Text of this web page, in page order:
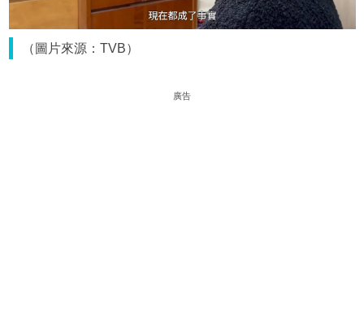
（圖片來源：TVB）
廣告